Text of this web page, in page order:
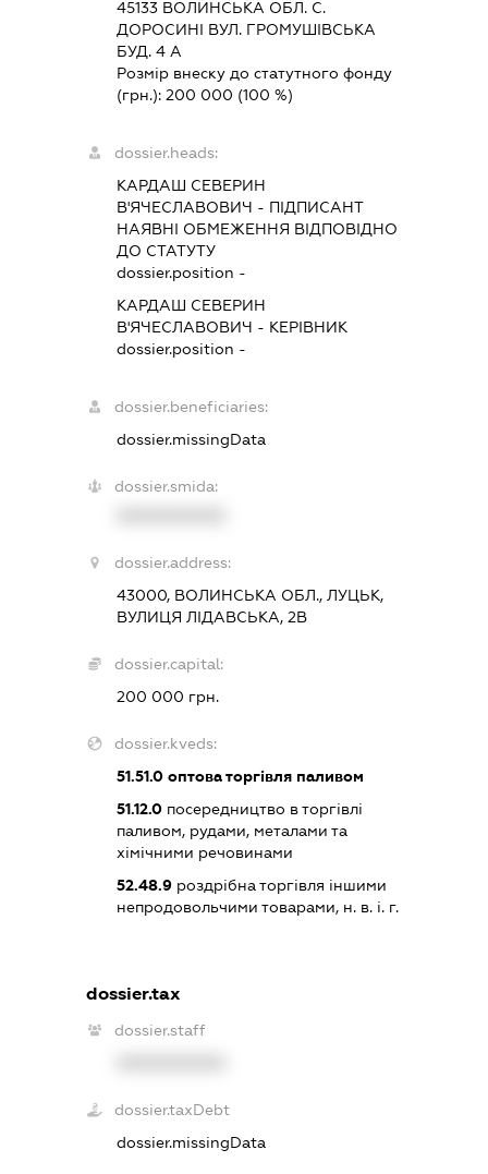
45133 ВОЛИНСЬКА ОБЛ. С.
ДОРОСИНІ ВУЛ. ГРОМУШІВСЬКА
БУД. 4 А
Розмір внеску до статутного фонду
(грн.): 200 000 (100 %)
dossier.heads:
КАРДАШ СЕВЕРИН
В'ЯЧЕСЛАВОВИЧ - ПІДПИСАНТ
НАЯВНІ ОБМЕЖЕННЯ ВІДПОВІДНО
ДО СТАТУТУ
dossier.position -
КАРДАШ СЕВЕРИН
В'ЯЧЕСЛАВОВИЧ - КЕРІВНИК
dossier.position -
dossier.beneficiaries:
dossier.missingData
dossier.smida:
dossier.address:
43000, ВОЛИНСЬКА ОБЛ., ЛУЦЬК,
ВУЛИЦЯ ЛІДАВСЬКА, 2В
dossier.capital:
200 000 грн.
dossier.kveds:
51.51.0оптова торгівля паливом
51.12.0посередництво в торгівлі
паливом, рудами, металами та
хімічними речовинами
52.48.9роздрібна торгівля іншими
непродовольчими товарами, н. в. і. г.
dossier.tax
dossier.staff
dossier.taxDebt
dossier.missingData